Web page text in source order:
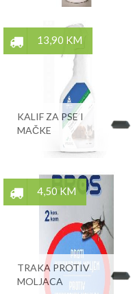
13,90 KM
KALIF ZA PSE I
MAČKE
4,50 KM
TRAKA PROTIV
MOLJACA